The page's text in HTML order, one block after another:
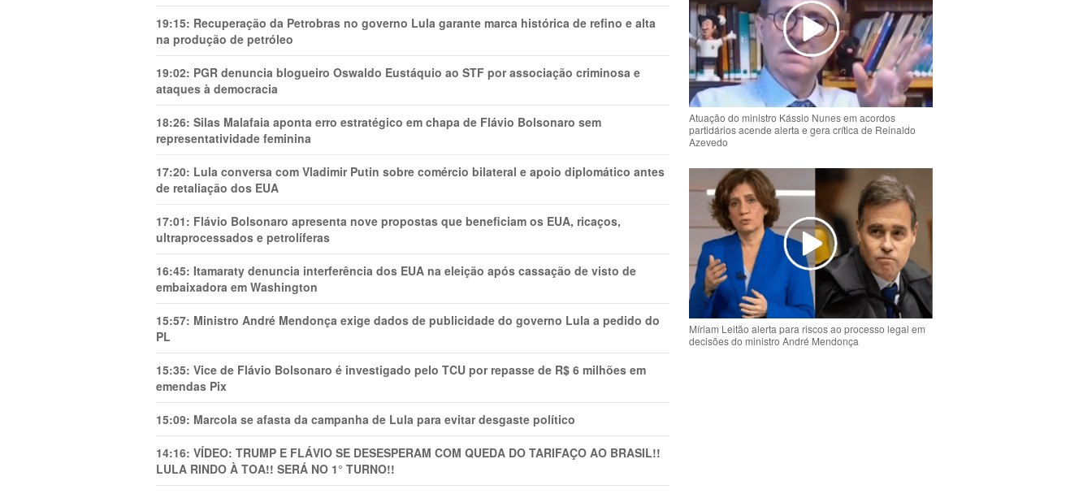
19:15: Recuperação da Petrobras no governo Lula garante marca histórica de refino e alta
na produção de petróleo
19:02: PGR denuncia blogueiro Oswaldo Eustáquio ao STF por associação criminosa e
ataques à democracia
18:26: Silas Malafaia aponta erro estratégico em chapa de Flávio Bolsonaro sem
representatividade feminina
17:20: Lula conversa com Vladimir Putin sobre comércio bilateral e apoio diplomático antes
de retaliação dos EUA
17:01: Flávio Bolsonaro apresenta nove propostas que beneficiam os EUA, ricaços,
ultraprocessados e petrolíferas
16:45: Itamaraty denuncia interferência dos EUA na eleição após cassação de visto de
embaixadora em Washington
15:57: Ministro André Mendonça exige dados de publicidade do governo Lula a pedido do
PL
15:35: Vice de Flávio Bolsonaro é investigado pelo TCU por repasse de R$ 6 milhões em
emendas Pix
15:09: Marcola se afasta da campanha de Lula para evitar desgaste político
14:16: VÍDEO: TRUMP E FLÁVIO SE DESESPERAM COM QUEDA DO TARIFAÇO AO BRASIL!!
LULA RINDO À TOA!! SERÁ NO 1° TURNO!!
Atuação do ministro Kássio Nunes em acordos
partidários acende alerta e gera crítica de Reinaldo
Azevedo
Míriam Leitão alerta para riscos ao processo legal em
decisões do ministro André Mendonça